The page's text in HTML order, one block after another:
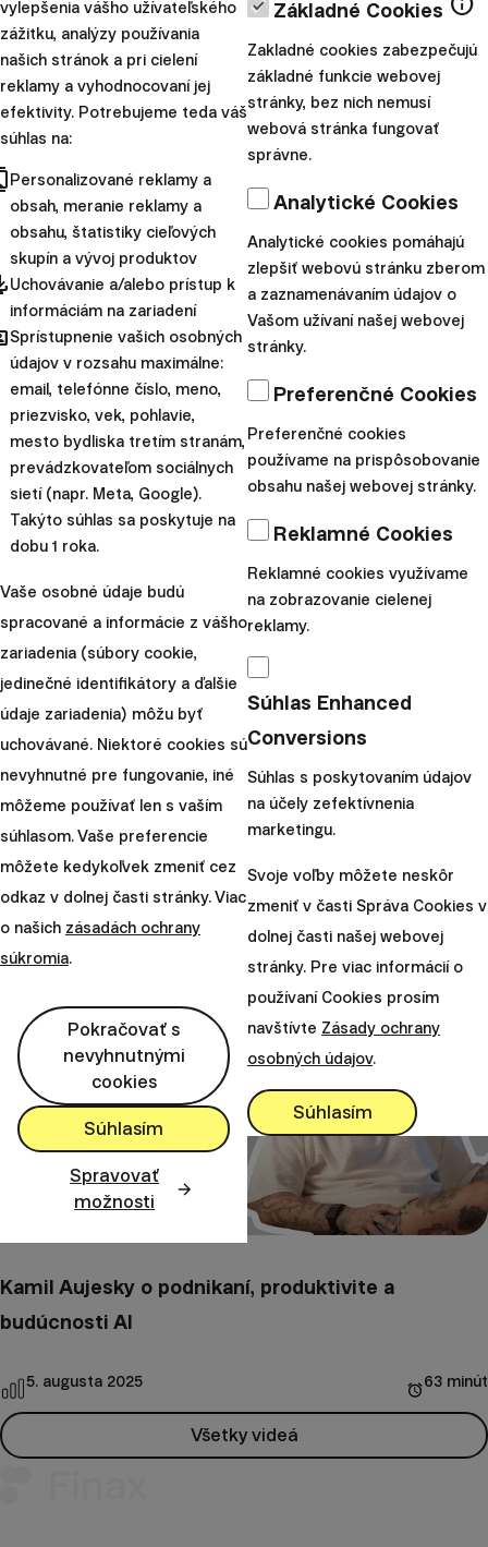
Novinky
Ako financovať rast biznisu: investori, úvery a
tvrdé lekcie GymBeamu
3. októbra 2025 50 minút
Dôchodková prognóza: studená sprcha alebo
falošná istota?
12. mája 2026 34 minút
Kamil Aujesky o podnikaní, produktivite a
budúcnosti AI
5. augusta 2025 63 minút
Všetky videá
vylepšenia vášho užívateľského
zážitku, analýzy používania
našich stránok a pri cielení
reklamy a vyhodnocovaní jej
efektivity. Potrebujeme teda váš
súhlas na:
Personalizované reklamy a
obsah, meranie reklamy a
obsahu, štatistiky cieľových
skupín a vývoj produktov
Uchovávanie a/alebo prístup k
informáciám na zariadení
Sprístupnenie vašich osobných
údajov v rozsahu maximálne:
email, telefónne číslo, meno,
priezvisko, vek, pohlavie,
mesto bydliska tretím stranám,
prevádzkovateľom sociálnych
sietí (napr. Meta, Google).
Takýto súhlas sa poskytuje na
dobu 1 roka.
Vaše osobné údaje budú
spracované a informácie z vášho
zariadenia (súbory cookie,
jedinečné identifikátory a ďalšie
údaje zariadenia) môžu byť
uchovávané. Niektoré cookies sú
nevyhnutné pre fungovanie, iné
môžeme používať len s vaším
súhlasom. Vaše preferencie
môžete kedykoľvek zmeniť cez
odkaz v dolnej časti stránky. Viac
o našich zásadách ochrany
súkromia.
Pokračovať s
nevyhnutnými
cookies
Súhlasím
Spravovať
možnosti
Základné Cookies
Zakladné cookies zabezpečujú
základné funkcie webovej
stránky, bez nich nemusí
webová stránka fungovať
správne.
Analytické Cookies
Analytické cookies pomáhajú
zlepšiť webovú stránku zberom
a zaznamenávaním údajov o
Vašom užívaní našej webovej
stránky.
Preferenčné Cookies
Preferenčné cookies
používame na prispôsobovanie
obsahu našej webovej stránky.
Reklamné Cookies
Reklamné cookies využívame
na zobrazovanie cielenej
reklamy.
Súhlas Enhanced
Conversions
Súhlas s poskytovaním údajov
na účely zefektívnenia
marketingu.
Svoje voľby môžete neskôr
zmeniť v časti Správa Cookies v
dolnej časti našej webovej
stránky. Pre viac informácií o
používaní Cookies prosím
navštívte Zásady ochrany
osobných údajov.
Súhlasím